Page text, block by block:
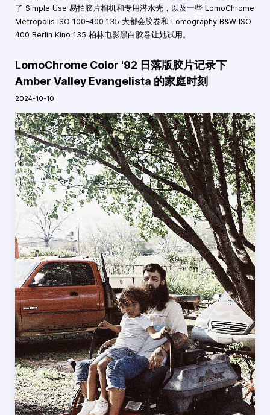
了 Simple Use 易拍胶片相机和专用潜水壳，以及一些 LomoChrome
Metropolis ISO 100–400 135 大都会胶卷和 Lomography B&W ISO
400 Berlin Kino 135 柏林电影黑白胶卷让她试用。
LomoChrome Color '92 日落版胶片记录下
Amber Valley Evangelista 的家庭时刻
2024-10-10